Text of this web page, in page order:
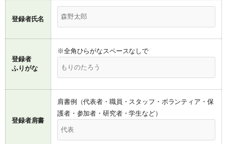
登録者氏名
登録者
ふりがな
※全角ひらがなスペースなしで
登録者肩書
肩書例（代表者・職員・スタッフ・ボランティア・保
護者・参加者・研究者・学生など）